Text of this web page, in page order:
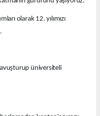
olarak 12. yılımızı
üniversiteli